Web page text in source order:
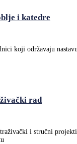
i katedre
koji održavaju
rad
i stručni